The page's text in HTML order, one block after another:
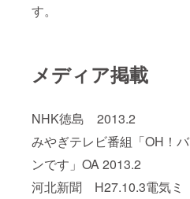
す。
メディア掲載
NHK徳島 2013.2
みやぎテレビ番組「OH！バ
ンです」OA 2013.2
河北新聞 H27.10.3電気ミ